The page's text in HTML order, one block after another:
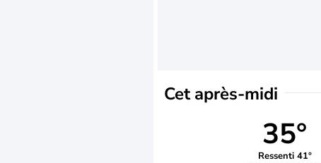
Cet après-midi
35°
Ressenti 41°